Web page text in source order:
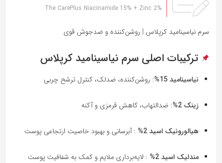
The CarePlus Niacinamide 15% + Zinc 2%
سرم نیاسینامید کرپلاس | روشن‌کننده و ضدجوش قوی
ترکیبات اصلی سرم نیاسینامید کرپلاس
نیاسینامید 15% : روشن‌کننده، ضدلک، کنترل ترشح چربی
زینک 2% : ضدالتهاب، کاهش قرمزی و آکنه
هیالورونیک اسید 2% : آبرسانی و بهبود خاصیت ارتجاعی پوست
مندلیک اسید 2% : لایه‌برداری ملایم و کمک به شفافیت پوست